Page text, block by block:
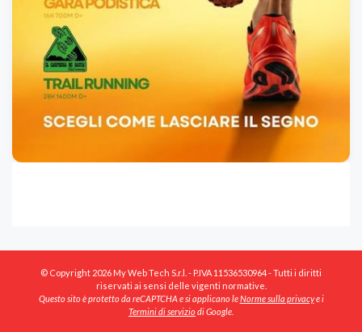
© Copyright 2026 My Web Tech S.r.l. - P.IVA 11536530964 - Tutti i diritti
riservati ai sensi delle vigenti normative.
Questo sito è protetto da reCAPTCHA e si applicano leNorme sulla privacye i
Termini di serviziodi Google.